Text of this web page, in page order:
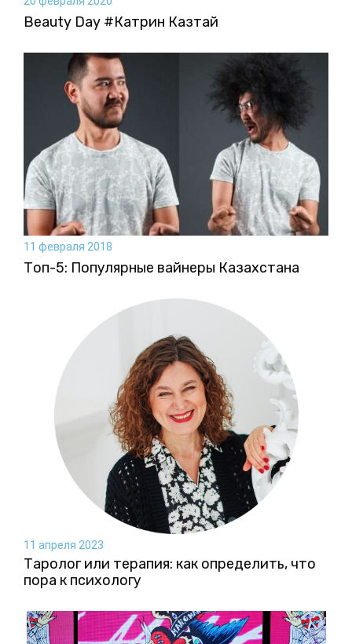
Beauty Day #Катрин Казтай
11 февраля 2018
Топ-5: Популярные вайнеры Казахстана
11 апреля 2023
Таролог или терапия: как определить, что
пора к психологу